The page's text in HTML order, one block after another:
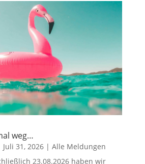
weg…
Juli 31, 2026| Alle Meldungen
23.08.2026 haben wir